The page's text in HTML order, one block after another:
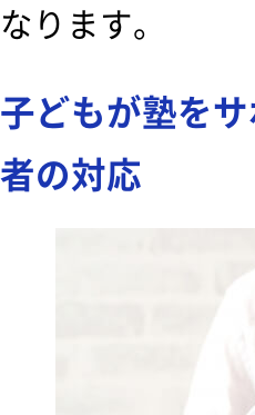
なります。
子どもが塾を
者の対応